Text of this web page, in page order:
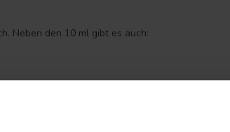
Neben den 10 ml gibt es auch:
sofern es sterilisiert ist in der Verpackung
Verfallsdatums!